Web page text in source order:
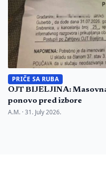
PRIČE SA RUBA
OJT BIJELJINA:
ponovo pred izbore
A.M. ·31. July 2026.